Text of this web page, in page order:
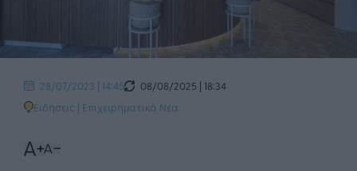
28/07/2023 | 14:45
08/08/2025 | 18:34
Ειδήσεις | Επιχειρηματικά Νέα